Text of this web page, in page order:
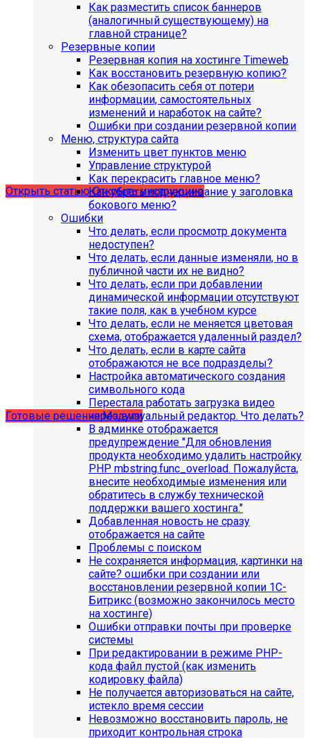
С 1 февраля 2023 года ограничена
поддержка продуктов 1С-Битрикс на
PHP версии ниже 8.0. Рекомендуемая
версия PHP - 8.1 и выше
Открыть статьюОткрыть инструкцию
Учебные курсы
по работе с готовыми решениями и модулями
размещены в разделе "Учебные курсы"
Готовые решенияМодули
Инструкция по удалению ссылок на
социальные сети
Для готовых решений на SIMAI-SF4:
SIMAI-SF4: Сайт библиотеки, SIMAI-SF4: Сайт
благотворительного фонда, SIMAI-SF4: Сайт города,
SIMAI-SF4: Сайт государственной организации, SIMAI-
SF4: Сайт дворца культуры, SIMAI-SF4: Сайт детского
Как разместить список баннеров
(аналогичный существующему) на
главной странице?
Резервные копии
Резервная копия на хостинге Timeweb
Как восстановить резервную копию?
Как обезопасить себя от потери
информации, самостоятельных
изменений и наработок на сайте?
Ошибки при создании резервной копии
Меню, структура сайта
Изменить цвет пунктов меню
Управление структурой
Как перекрасить главное меню?
Как убрать подчеркивание у заголовка
бокового меню?
Ошибки
Что делать, если просмотр документа
недоступен?
Что делать, если данные изменяли, но в
публичной части их не видно?
Что делать, если при добавлении
динамической информации отсутствуют
такие поля, как в учебном курсе
Что делать, если не меняется цветовая
схема, отображается удаленный раздел?
Что делать, если в карте сайта
отображаются не все подразделы?
Настройка автоматического создания
символьного кода
Перестала работать загрузка видео
через визуальный редактор. Что делать?
В админке отображается
предупреждение "Для обновления
продукта необходимо удалить настройку
PHP mbstring.func_overload. Пожалуйста,
внесите необходимые изменения или
обратитесь в службу технической
поддержки вашего хостинга."
Добавленная новость не сразу
отображается на сайте
Проблемы с поиском
Не сохраняется информация, картинки на
сайте? ошибки при создании или
восстановлении резервной копии 1С-
Битрикс (возможно закончилось место
на хостинге)
Ошибки отправки почты при проверке
системы
При редактировании в режиме PHP-
кода файл пустой (как изменить
кодировку файла)
Не получается авторизоваться на сайте,
истекло время сессии
Невозможно восстановить пароль, не
приходит контрольная строка